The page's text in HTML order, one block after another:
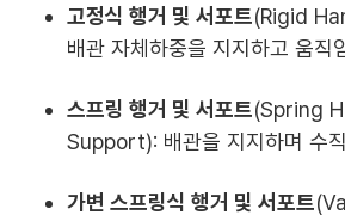
고정식 행거 및 서포트(Rigid
배관 자체하중을 지지하고 움직
스프링 행거 및 서포트(Spring
Support): 배관을 지지하며 수
가변 스프링식 행거 및 서포트